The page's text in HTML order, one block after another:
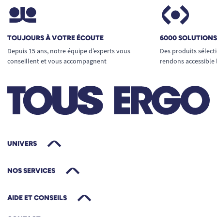
d’accessibilité et de flexibilité à domicile.
, touches et
écran adaptés à la vue et la motricité de
Volume réglable et amplifié,
compatible
Répondeur intégré
(15 minutes) avec
annonce personnalisable, écoute à
distance protégée.
d'autres combinés.
communiquer simplement, efficacement et
l’Amplidect Combi 295 Photo : une aide discrète
TOUJOURS À VOTRE ÉCOUTE
Depuis 15 ans, notre équipe d’experts vous
conseillent et vous accompagnent
6000
Des produits
rendons
UNIVERS
NOS SERVICES
AIDE ET CONSEILS